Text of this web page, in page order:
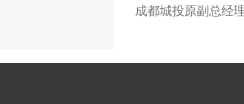
成都城投原副总经